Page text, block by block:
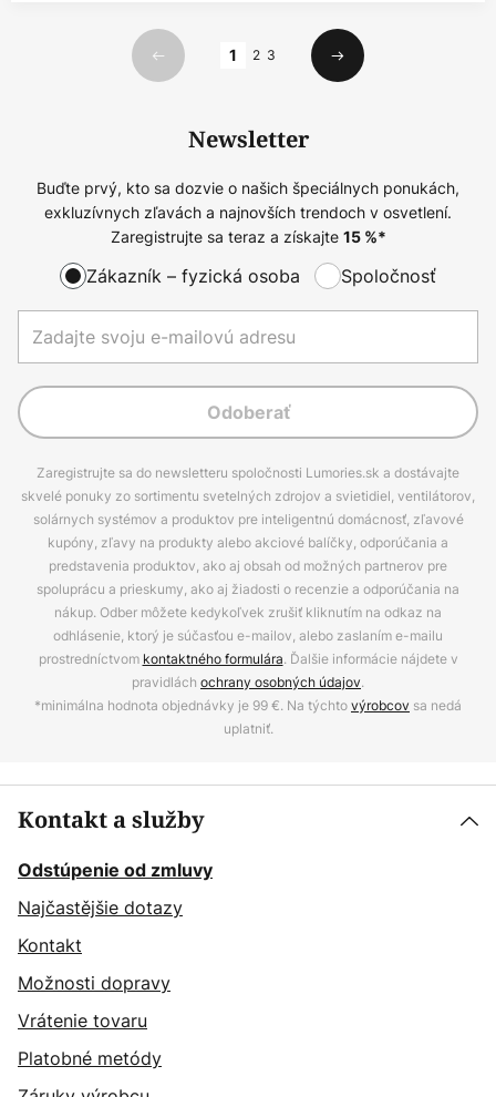
Predchádzajúci
1 2 3
Ďalší
Newsletter
Buďte prvý, kto sa dozvie o našich špeciálnych ponukách,
exkluzívnych zľavách a najnovších trendoch v osvetlení.
Zaregistrujte sa teraz a získajte 15%*
Zákazník – fyzická osoba Spoločnosť
Odoberať
Zaregistrujte sa do newsletteru spoločnosti Lumories.sk a dostávajte
skvelé ponuky zo sortimentu svetelných zdrojov a svietidiel, ventilátorov,
solárnych systémov a produktov pre inteligentnú domácnosť, zľavové
kupóny, zľavy na produkty alebo akciové balíčky, odporúčania a
predstavenia produktov, ako aj obsah od možných partnerov pre
spoluprácu a prieskumy, ako aj žiadosti o recenzie a odporúčania na
nákup. Odber môžete kedykoľvek zrušiť kliknutím na odkaz na
odhlásenie, ktorý je súčasťou e-mailov, alebo zaslaním e-mailu
prostredníctvom kontaktného formulára. Ďalšie informácie nájdete v
pravidlách ochrany osobných údajov.
*minimálna hodnota objednávky je 99 €. Na týchtovýrobcov sa nedá
uplatniť.
Kontakt a služby
Odstúpenie od zmluvy
Najčastějšie dotazy
Kontakt
Možnosti dopravy
Vrátenie tovaru
Platobné metódy